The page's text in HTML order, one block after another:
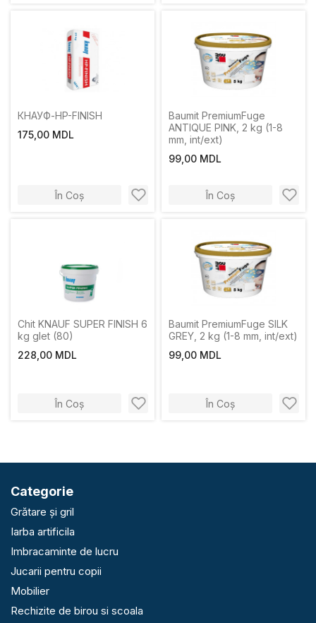
КНАУФ-HP-FINISH
175,00 MDL
În Coș
Baumit PremiumFuge
ANTIQUE PINK, 2 kg (1-8
mm, int/ext)
99,00 MDL
În Coș
Chit KNAUF SUPER FINISH 6
kg glet (80)
228,00 MDL
În Coș
Baumit PremiumFuge SILK
GREY, 2 kg (1-8 mm, int/ext)
99,00 MDL
În Coș
Categorie
Grătare și gril
Iarba artificila
Imbracaminte de lucru
Jucarii pentru copii
Mobilier
Rechizite de birou si scoala